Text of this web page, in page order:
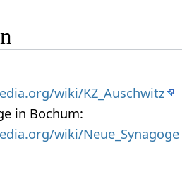
wiki/KZ_Auschwitz
in Bochum:
wiki/Neue_Synagoge